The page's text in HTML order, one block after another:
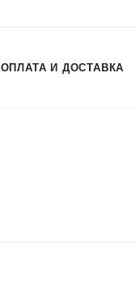
ОПЛАТА И ДОСТАВКА